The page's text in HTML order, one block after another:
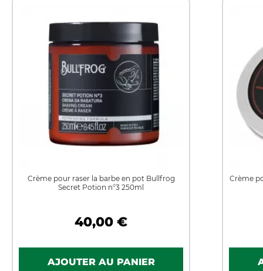
Crème pour raser la barbe en pot Bullfrog
Secret Potion n°3 250ml
40,00 €
Crème